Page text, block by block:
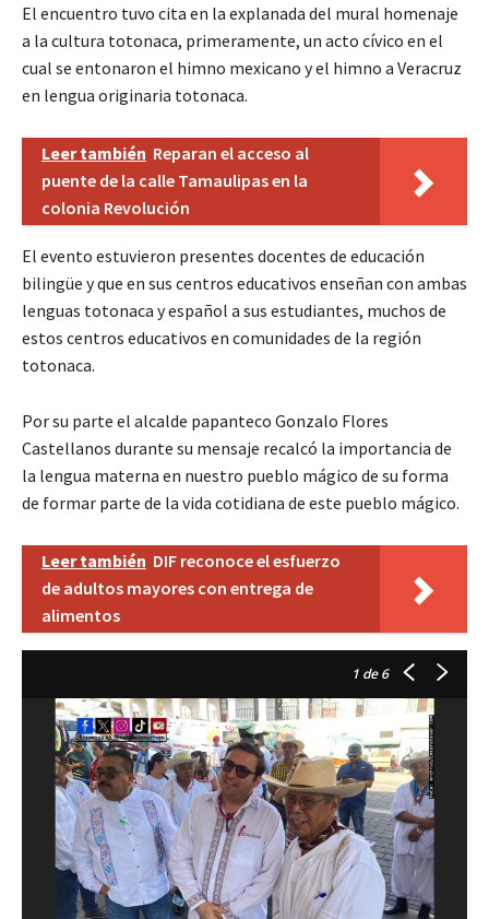
El encuentro tuvo cita en la explanada del mural homenaje
a la cultura totonaca, primeramente, un acto cívico en el
cual se entonaron el himno mexicano y el himno a Veracruz
en lengua originaria totonaca.
Leer también Reparan el acceso al
puente de la calle Tamaulipas en la
colonia Revolución
El evento estuvieron presentes docentes de educación
bilingüe y que en sus centros educativos enseñan con ambas
lenguas totonaca y español a sus estudiantes, muchos de
estos centros educativos en comunidades de la región
totonaca.
Por su parte el alcalde papanteco Gonzalo Flores
Castellanos durante su mensaje recalcó la importancia de
la lengua materna en nuestro pueblo mágico de su forma
de formar parte de la vida cotidiana de este pueblo mágico.
Leer también DIF reconoce el esfuerzo
de adultos mayores con entrega de
alimentos
1 de 6